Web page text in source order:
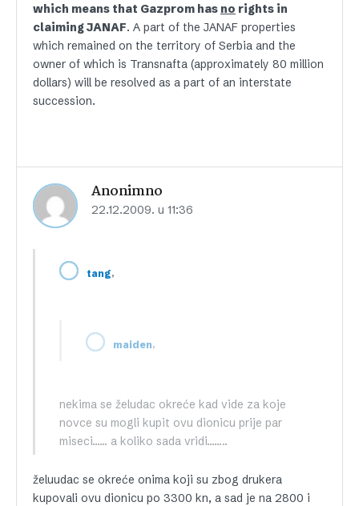
which means that Gazprom has no rights in
claiming JANAF. A part of the JANAF properties
which remained on the territory of Serbia and the
owner of which is Transnafta (approximately 80 million
dollars) will be resolved as a part of an interstate
succession.
Anonimno
22.12.2009. u 11:36
tang,
maiden,
nekima se želudac okreće kad vide za koje
novce su mogli kupit ovu dionicu prije par
miseci…… a koliko sada vridi……..
želuudac se okreće onima koji su zbog drukera
kupovali ovu dionicu po 3300 kn, a sad je na 2800 i